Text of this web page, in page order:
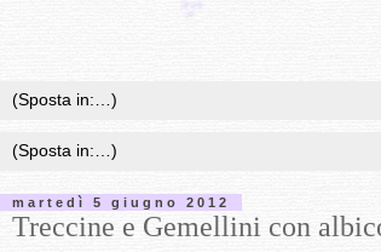
martedì 5 giugno 2012
Treccine e Gemellini con